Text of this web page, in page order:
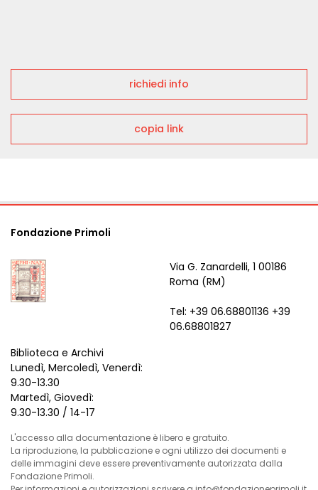
richiedi info
copia link
Fondazione Primoli
Via G. Zanardelli, 1 00186
Roma (RM)
Tel: +39 06.68801136 +39
06.68801827
Biblioteca e Archivi
Lunedì, Mercoledì, Venerdì:
9.30-13.30
Martedì, Giovedì:
9.30-13.30 / 14-17
L'accesso alla documentazione è libero e gratuito.
La riproduzione, la pubblicazione e ogni utilizzo dei documenti e
delle immagini deve essere preventivamente autorizzata dalla
Fondazione Primoli.